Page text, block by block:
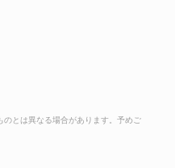
とは異なる場合があります。予めご